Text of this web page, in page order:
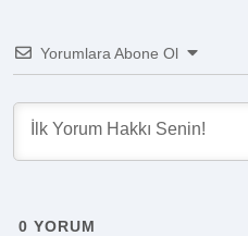
Yorumlara Abone Ol
0 YORUM